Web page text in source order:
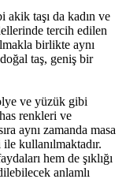
taşı da kadın ve
tercih edilen
birlikte aynı
taş, geniş bir
ve yüzük gibi
renkleri ve
aynı zamanda masa
kullanılmaktadır.
hem de şıklığı
anlamlı